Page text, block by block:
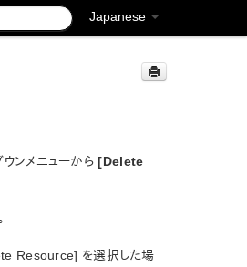
Japanese
ウンメニューから[Delete
Resource] を選択した場